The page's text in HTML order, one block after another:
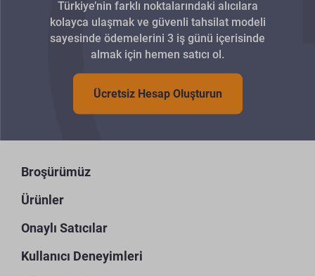
Türkiye’nin farklı noktalarındaki alıcılara
kolayca ulaşmak ve güvenli tahsilat modeli
sayesinde ödemelerini 3 iş günü içerisinde
almak için hemen satıcı ol.
Ücretsiz Hesap Oluşturun
Broşürümüz
Ürünler
Onaylı Satıcılar
Kullanıcı Deneyimleri